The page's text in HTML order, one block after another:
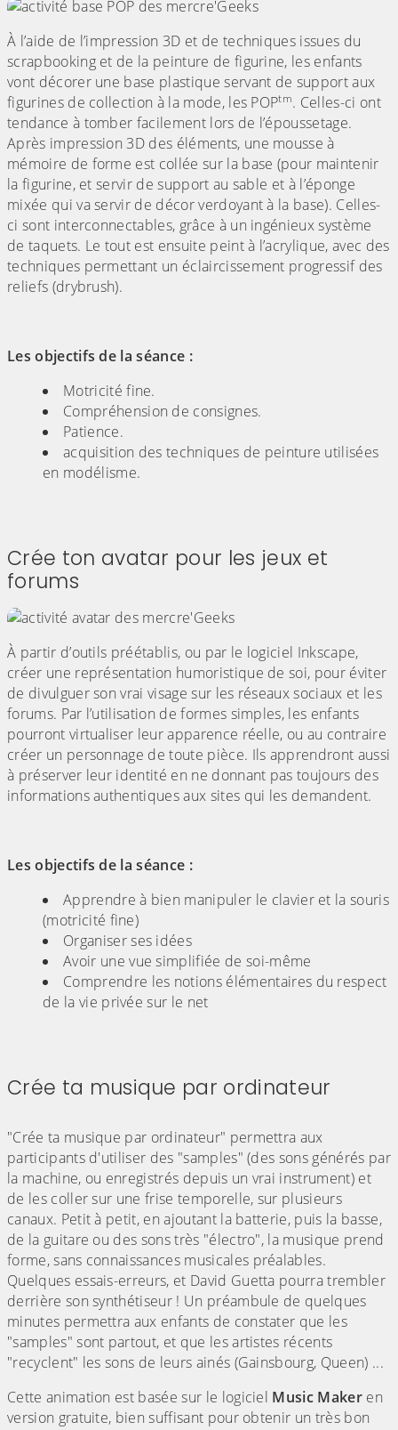
À l’aide de l’impression 3D et de techniques issues du
scrapbooking et de la peinture de figurine, les enfants
vont décorer une base plastique servant de support aux
figurines de collection à la mode, les POPtm. Celles-ci ont
tendance à tomber facilement lors de l’époussetage.
Après impression 3D des éléments, une mousse à
mémoire de forme est collée sur la base (pour maintenir
la figurine, et servir de support au sable et à l’éponge
mixée qui va servir de décor verdoyant à la base). Celles-
ci sont interconnectables, grâce à un ingénieux système
de taquets. Le tout est ensuite peint à l’acrylique, avec des
techniques permettant un éclaircissement progressif des
reliefs (drybrush).
Les objectifs de la séance :
Motricité fine.
Compréhension de consignes.
Patience.
acquisition des techniques de peinture utilisées
en modélisme.
Crée ton avatar pour les jeux et
forums
À partir d’outils préétablis, ou par le logiciel Inkscape,
créer une représentation humoristique de soi, pour éviter
de divulguer son vrai visage sur les réseaux sociaux et les
forums. Par l’utilisation de formes simples, les enfants
pourront virtualiser leur apparence réelle, ou au contraire
créer un personnage de toute pièce. Ils apprendront aussi
à préserver leur identité en ne donnant pas toujours des
informations authentiques aux sites qui les demandent.
Les objectifs de la séance :
Apprendre à bien manipuler le clavier et la souris
(motricité fine)
Organiser ses idées
Avoir une vue simplifiée de soi-même
Comprendre les notions élémentaires du respect
de la vie privée sur le net
Crée ta musique par ordinateur
"Crée ta musique par ordinateur" permettra aux
participants d'utiliser des "samples" (des sons générés par
la machine, ou enregistrés depuis un vrai instrument) et
de les coller sur une frise temporelle, sur plusieurs
canaux. Petit à petit, en ajoutant la batterie, puis la basse,
de la guitare ou des sons très "électro", la musique prend
forme, sans connaissances musicales préalables.
Quelques essais-erreurs, et David Guetta pourra trembler
derrière son synthétiseur ! Un préambule de quelques
minutes permettra aux enfants de constater que les
"samples" sont partout, et que les artistes récents
"recyclent" les sons de leurs ainés (Gainsbourg, Queen) ...
Cette animation est basée sur le logiciel Music Maker en
version gratuite, bien suffisant pour obtenir un très bon